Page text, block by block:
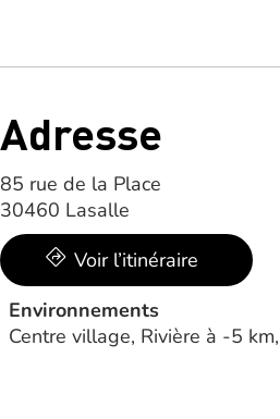
Adresse
85 rue de la Place
30460 Lasalle
Voir l’itinéraire
Environnements
Centre village, Rivière à -5